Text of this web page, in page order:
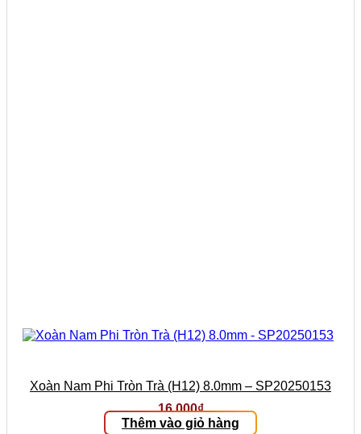
Xoàn Nam Phi Tròn Trà (H12) 8.0mm – SP20250153
16.000₫
Thêm vào giỏ hàng